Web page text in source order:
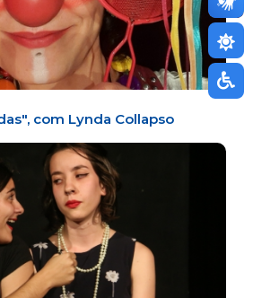
com Lynda Collapso